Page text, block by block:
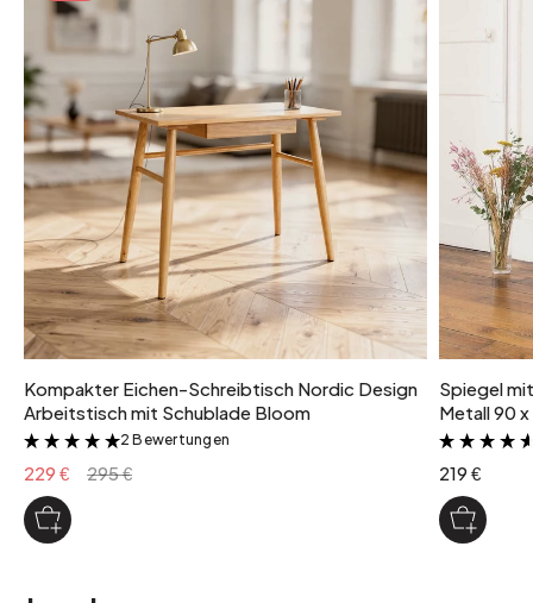
Kompakter Eichen-Schreibtisch Nordic Design
Arbeitstisch mit Schublade Bloom
&
2 Bewertungen
229 € 295 €
Spiegel
Metall 90
219 €